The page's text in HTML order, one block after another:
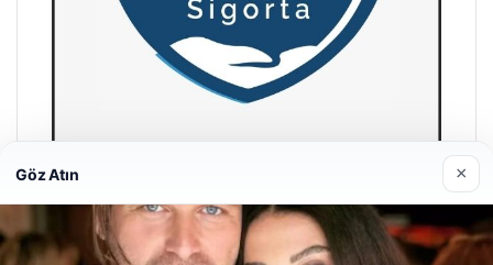
Hastaş Beton
26/05/2026
Göz Atın ×